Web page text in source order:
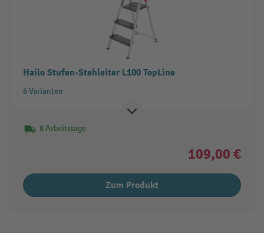
Hailo Stufen-Stehleiter L100 TopLine
6 Varianten
8 Arbeitstage
109,00 €
Zum Produkt